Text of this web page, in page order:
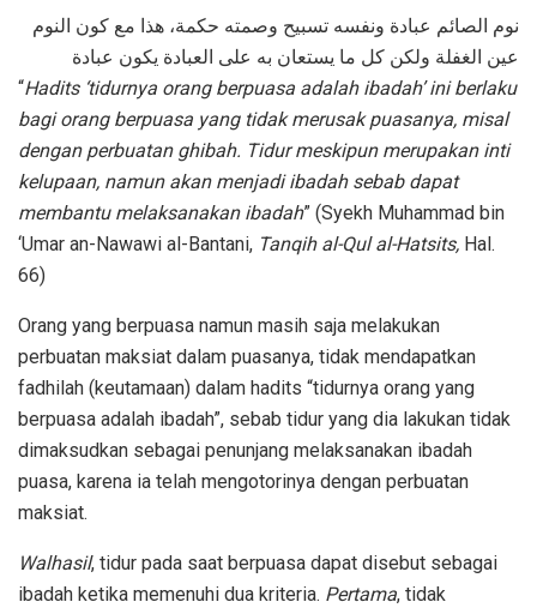
نوم الصائم عبادة ونفسه تسبيح وصمته حكمة، هذا مع كون النوم
عين الغفلة ولكن كل ما يستعان به على العبادة يكون عبادة
“Hadits ‘tidurnya orang berpuasa adalah ibadah’ ini berlaku
bagi orang berpuasa yang tidak merusak puasanya, misal
dengan perbuatan ghibah. Tidur meskipun merupakan inti
kelupaan, namun akan menjadi ibadah sebab dapat
membantu melaksanakan ibadah” (Syekh Muhammad bin
‘Umar an-Nawawi al-Bantani, Tanqih al-Qul al-Hatsits, Hal.
66)
Orang yang berpuasa namun masih saja melakukan
perbuatan maksiat dalam puasanya, tidak mendapatkan
fadhilah (keutamaan) dalam hadits “tidurnya orang yang
berpuasa adalah ibadah”, sebab tidur yang dia lakukan tidak
dimaksudkan sebagai penunjang melaksanakan ibadah
puasa, karena ia telah mengotorinya dengan perbuatan
maksiat.
Walhasil, tidur pada saat berpuasa dapat disebut sebagai
ibadah ketika memenuhi dua kriteria. Pertama, tidak